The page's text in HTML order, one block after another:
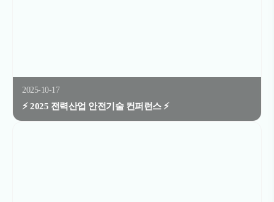
2025-10-17
⚡ 2025 전력산업 안전기술 컨퍼런스 ⚡